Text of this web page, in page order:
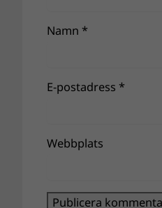
Namn *
E-postadress *
Webbplats